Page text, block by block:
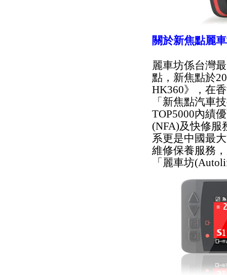
關於新焦點麗
麗車坊係台灣
點，新焦點於
HK360》，在
「新焦點汽車
TOP5000內績
(NFA)及快修
系更是中國最
維修保養服務
「麗車坊